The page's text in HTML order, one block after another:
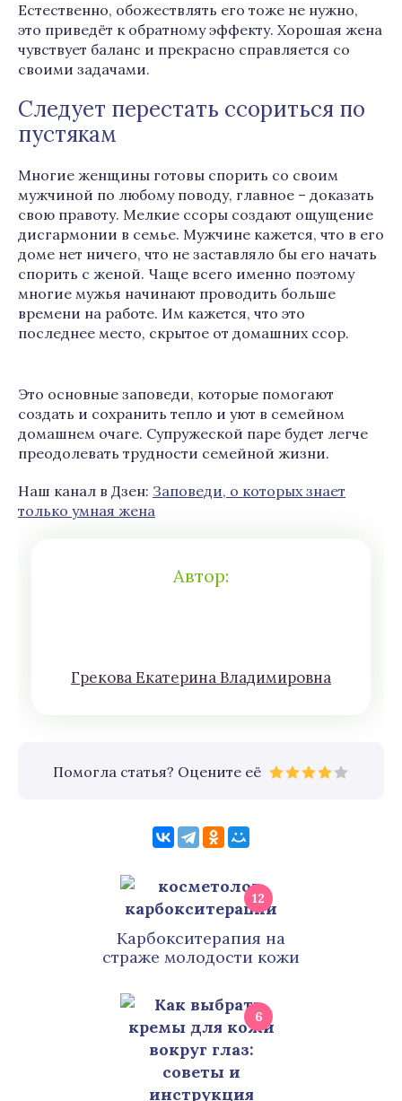
Естественно, обожествлять его тоже не нужно,
это приведёт к обратному эффекту. Хорошая жена
чувствует баланс и прекрасно справляется со
своими задачами.
Следует перестать ссориться по
пустякам
Многие женщины готовы спорить со своим
мужчиной по любому поводу, главное – доказать
свою правоту. Мелкие ссоры создают ощущение
дисгармонии в семье. Мужчине кажется, что в его
доме нет ничего, что не заставляло бы его начать
спорить с женой. Чаще всего именно поэтому
многие мужья начинают проводить больше
времени на работе. Им кажется, что это
последнее место, скрытое от домашних ссор.
Это основные заповеди, которые помогают
создать и сохранить тепло и уют в семейном
домашнем очаге. Супружеской паре будет легче
преодолевать трудности семейной жизни.
Наш канал в Дзен: Заповеди, о которых знает
только умная жена
Автор:
Грeкoва Eкатeринa Влaдимирoвна
Помогла статья? Оцените её
12
Карбокситерапия на
страже молодости кожи
6